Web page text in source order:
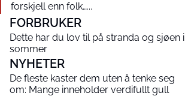
forskjell enn folk…...
FORBRUKER
Dette har du lov til på stranda og sjøen i
sommer
NYHETER
De fleste kaster dem uten å tenke seg
om: Mange inneholder verdifullt gull